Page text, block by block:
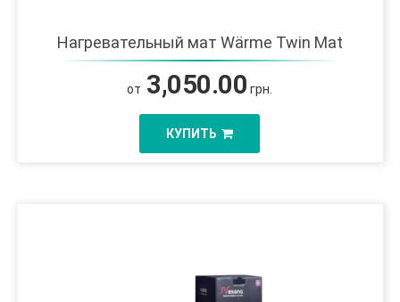
Нагревательный мат Wärme Twin Mat
от 3,050.00 грн.
КУПИТЬ